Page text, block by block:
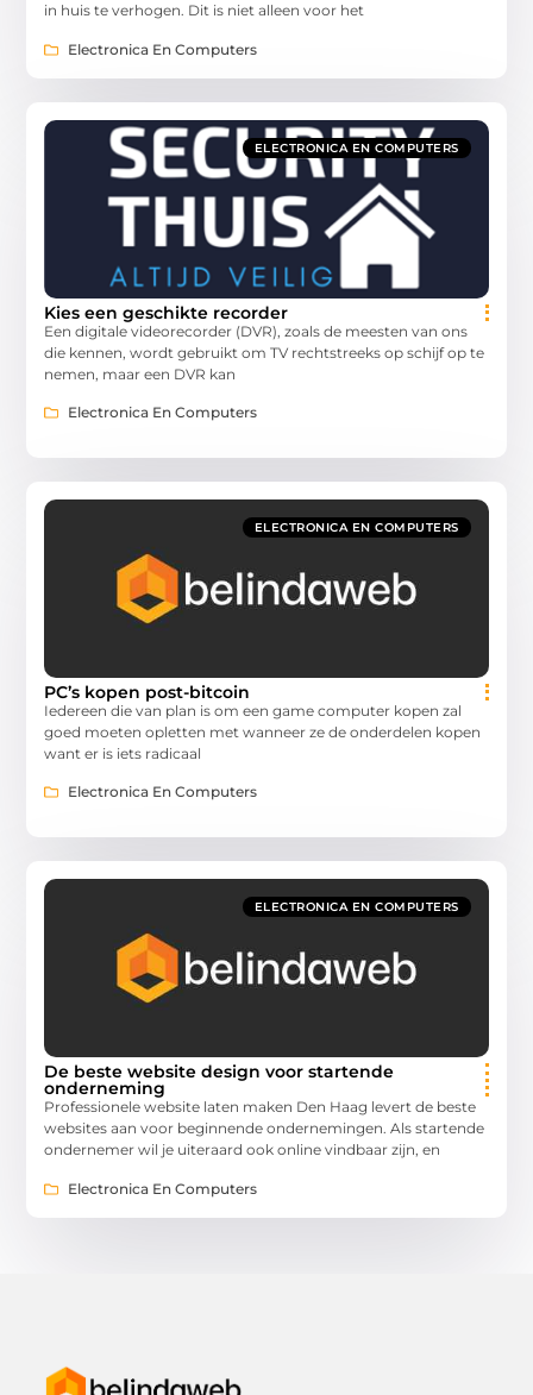
in huis te verhogen. Dit is niet alleen voor het
Electronica En Computers
ELECTRONICA EN COMPUTERS
Kies een geschikte recorder
Een digitale videorecorder (DVR), zoals de meesten van ons
die kennen, wordt gebruikt om TV rechtstreeks op schijf op te
nemen, maar een DVR kan
Electronica En Computers
ELECTRONICA EN COMPUTERS
PC’s kopen post-bitcoin
Iedereen die van plan is om een game computer kopen zal
goed moeten opletten met wanneer ze de onderdelen kopen
want er is iets radicaal
Electronica En Computers
ELECTRONICA EN COMPUTERS
De beste website design voor startende
onderneming
Professionele website laten maken Den Haag levert de beste
websites aan voor beginnende ondernemingen. Als startende
ondernemer wil je uiteraard ook online vindbaar zijn, en
Electronica En Computers